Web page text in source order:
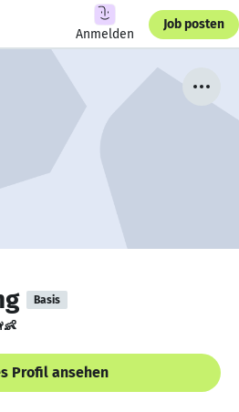
Anmelden
Job posten
Basis
Profil ansehen